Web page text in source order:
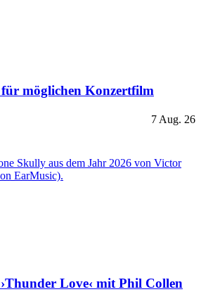
möglichen Konzertfilm
7 Aug. 26
Love‹ mit Phil Collen